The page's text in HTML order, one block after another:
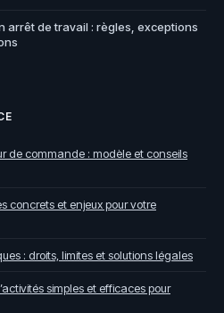
arrêt de travail : règles, exceptions
de commande : modèle et conseils
concrets et enjeux pour votre
: droits, limites et solutions légales
simples et efficaces pour